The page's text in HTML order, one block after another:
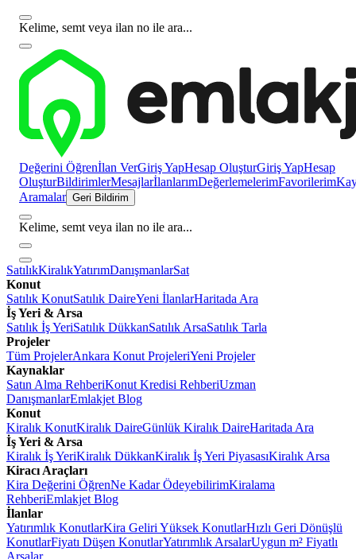
Kelime, semt veya ilan no ile ara...
Değerini Öğrenİlan VerGiriş YapHesap OluşturGiriş YapHesap
OluşturBildirimlerMesajlarİlanlarımDeğerlemelerimFavorilerim
Aramalar Geri Bildirim
Kelime, semt veya ilan no ile ara...
SatılıkKiralıkYatırımDanışmanlarSat
Konut
Satılık KonutSatılık DaireYeni İlanlarHaritada Ara
İş Yeri & Arsa
Satılık İş YeriSatılık DükkanSatılık ArsaSatılık Tarla
Projeler
Tüm ProjelerAnkara Konut ProjeleriYeni Projeler
Kaynaklar
Satın Alma RehberiKonut Kredisi RehberiUzman
DanışmanlarEmlakjet Blog
Konut
Kiralık KonutKiralık DaireGünlük Kiralık DaireHaritada Ara
İş Yeri & Arsa
Kiralık İş YeriKiralık DükkanKiralık İş Yeri PiyasasıKiralık Arsa
Kiracı Araçları
Kira Değerini ÖğrenNe Kadar ÖdeyebilirimKiralama
RehberiEmlakjet Blog
İlanlar
Yatırımlık KonutlarKira Geliri Yüksek KonutlarHızlı Geri Dönüşlü
KonutlarFiyatı Düşen KonutlarYatırımlık ArsalarUygun m² Fiyatlı
Arsalar